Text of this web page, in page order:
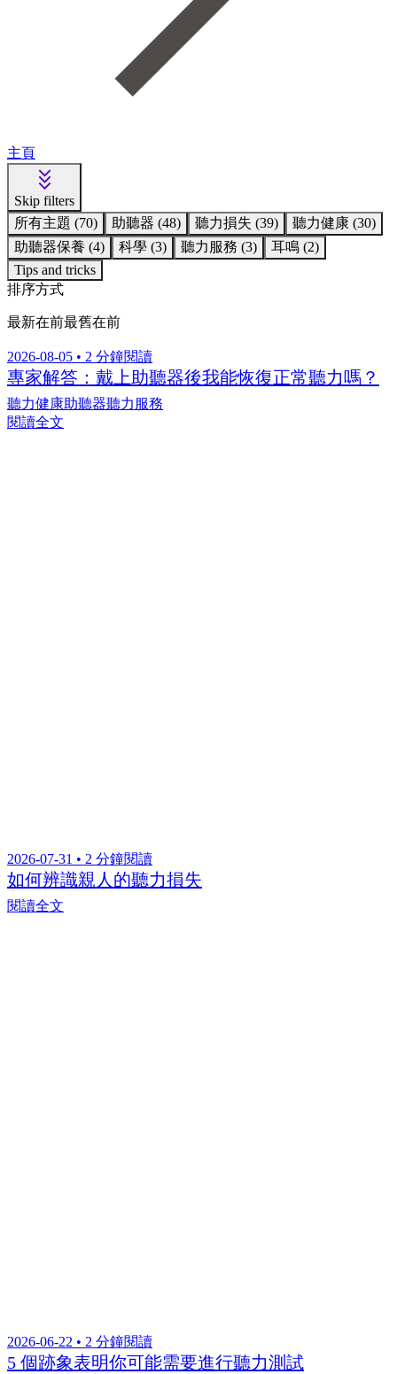
Skip filters
所有主題 (70)
助聽器保養 (4)
科學 (3) 聽力服務 (3)
耳鳴 (2)
Tips and tricks
排序方式
最新在前
2026-08-05 • 2 分鐘閱讀
專家解答：戴上助聽器後我能恢復正常聽力嗎？
聽力健康助聽器聽力服務
閱讀全文
如何辨識親人的聽力損失
閱讀全文
5 個跡象表明你可能需要進行聽力測試
閱讀全文